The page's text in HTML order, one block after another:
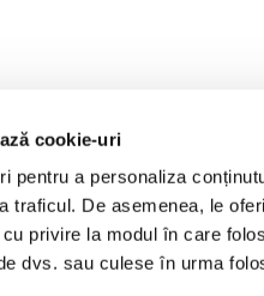
cookie-uri
pentru a personaliza
traficul. De asemenea, le
privire la modul în care
dvs. sau culese în urma